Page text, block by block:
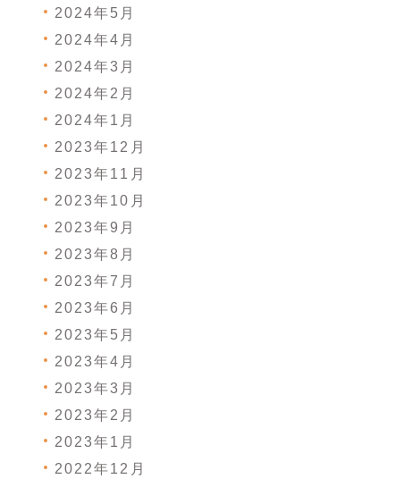
2024年5月
2024年4月
2024年3月
2024年2月
2024年1月
2023年12月
2023年11月
2023年10月
2023年9月
2023年8月
2023年7月
2023年6月
2023年5月
2023年4月
2023年3月
2023年2月
2023年1月
2022年12月